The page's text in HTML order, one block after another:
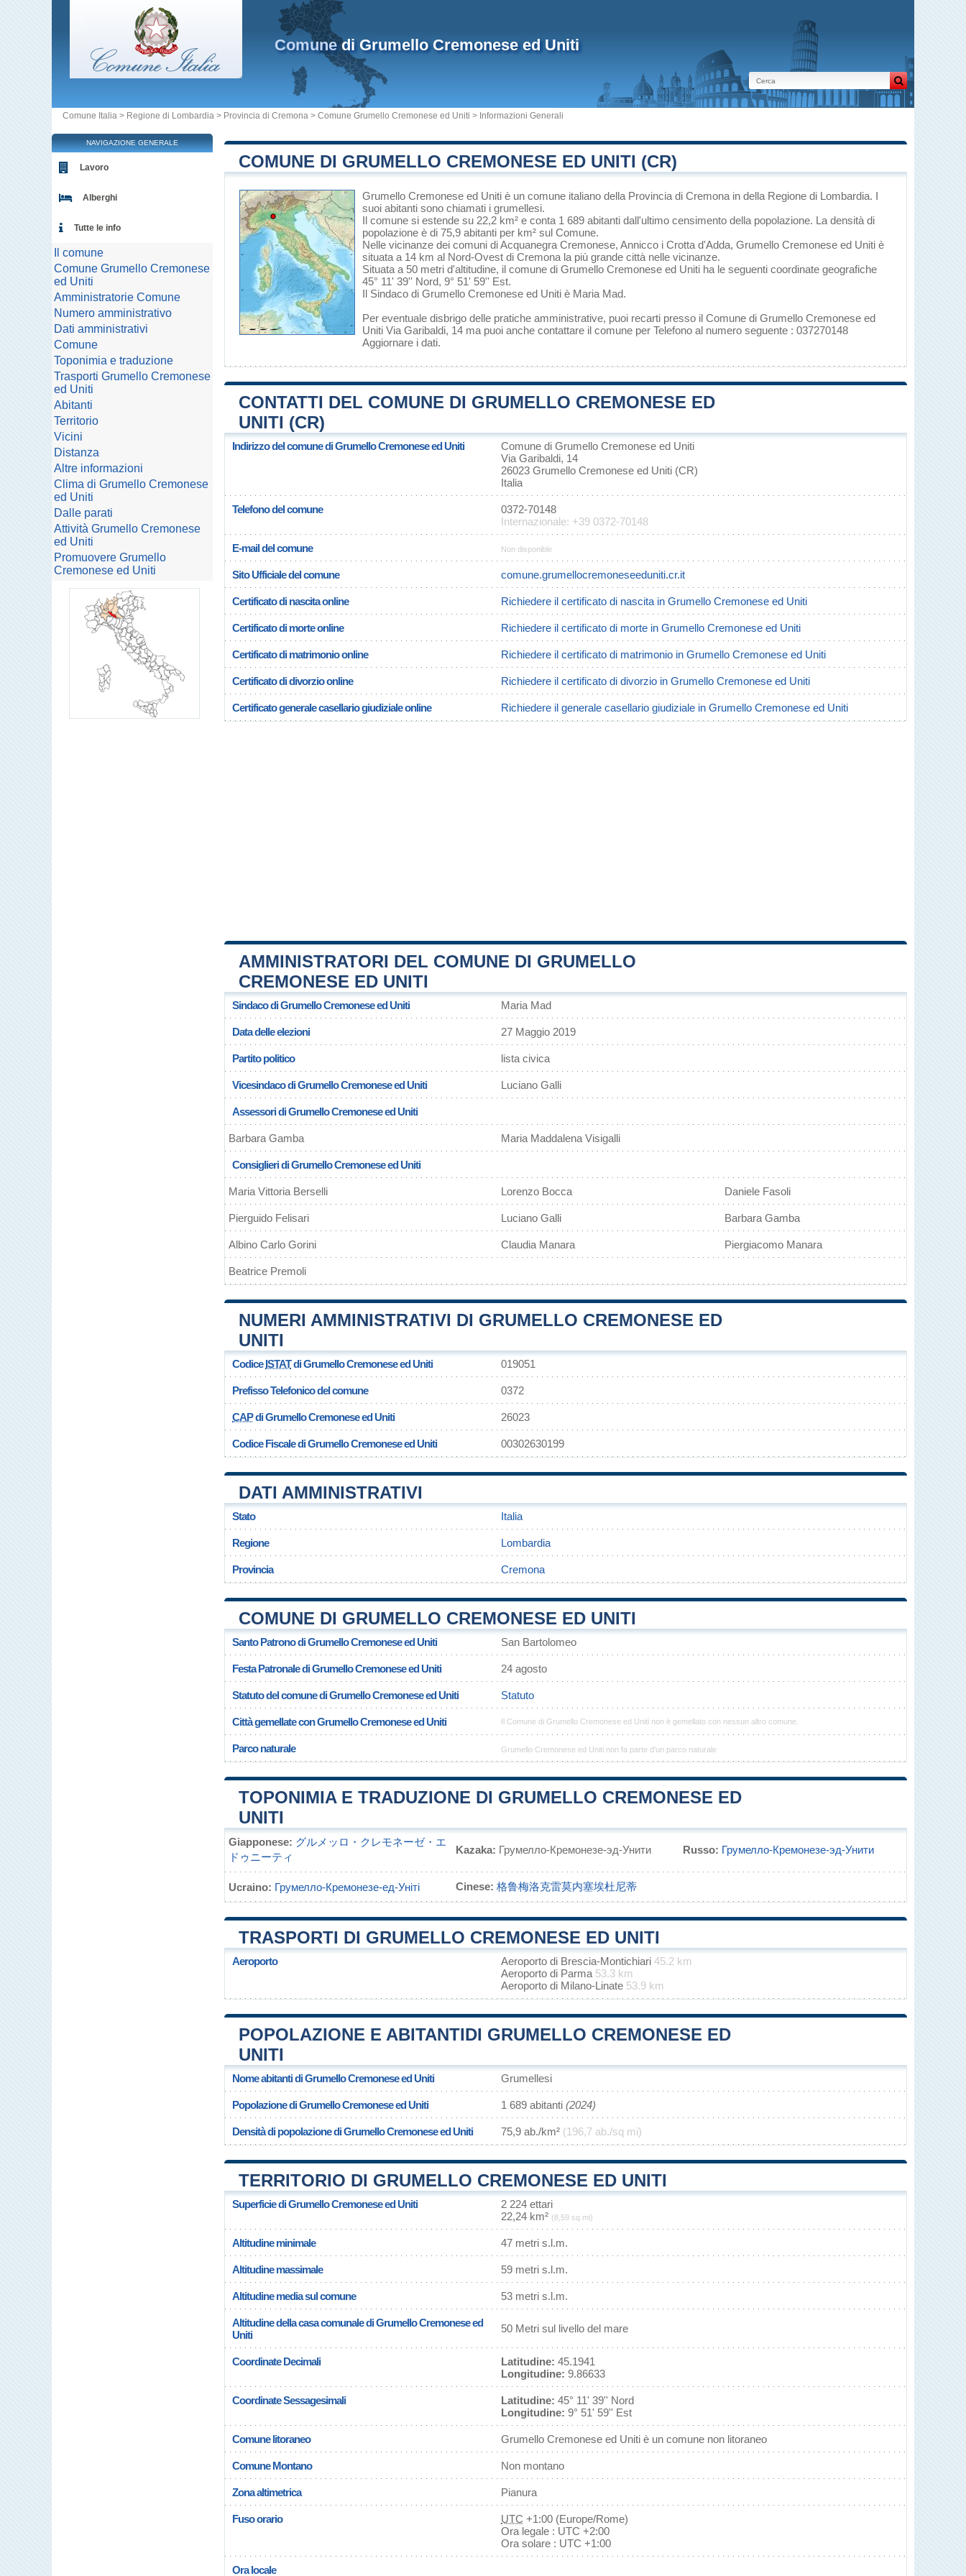
Comunedi Grumello Cremonese ed Uniti
Comune Italia > Regione di Lombardia > Provincia di Cremona > Comune Grumello Cremonese ed Uniti > Informazioni Generali
COMUNE DI GRUMELLO CREMONESE ED UNITI (CR)
Grumello Cremonese ed Uniti è un comune italiano della Provincia di Cremona in della Regione di Lombardia. I
suoi abitanti sono chiamati i grumellesi.
Il comune si estende su 22,2 km² e conta 1 689 abitanti dall'ultimo censimento della popolazione. La densità di
popolazione è di 75,9 abitanti per km² sul Comune.
Nelle vicinanze dei comuni diAcquanegra Cremonese, Annicco i Crotta d'Adda, Grumello Cremonese ed Uniti è
situata a 14 km al Nord-Ovest di Cremona la più grande città nelle vicinanze.
Situata a 50 metri d'altitudine, il comune di Grumello Cremonese ed Uniti ha le seguenti coordinate geografiche
45° 11' 39'' Nord, 9° 51' 59'' Est.
Il Sindaco di Grumello Cremonese ed Uniti è Maria Mad.
Per eventuale disbrigo delle pratiche amministrative, puoi recarti presso il Comune di Grumello Cremonese ed
Uniti Via Garibaldi, 14 ma puoi anche contattare il comune per Telefono al numero seguente : 037270148
Aggiornare i dati.
CONTATTI DEL COMUNE DI GRUMELLO CREMONESE ED
UNITI (CR)
Indirizzo del comune di Grumello Cremonese ed Uniti
Comune di Grumello Cremonese ed Uniti
Via Garibaldi, 14
26023 Grumello Cremonese ed Uniti (CR)
Italia
Telefono del comune
0372-70148
Internazionale: +39 0372-70148
E-mail del comune Non disponible
Sito Ufficiale del comune comune.grumellocremoneseeduniti.cr.it
Certificato di nascita online Richiedere il certificato di nascita in Grumello Cremonese ed Uniti
Certificato di morte online Richiedere il certificato di morte in Grumello Cremonese ed Uniti
Certificato di matrimonio online Richiedere il certificato di matrimonio in Grumello Cremonese ed Uniti
Certificato di divorzio online Richiedere il certificato di divorzio in Grumello Cremonese ed Uniti
Certificato generale casellario giudiziale online Richiedere il generale casellario giudiziale in Grumello Cremonese ed Uniti
AMMINISTRATORI DEL COMUNE DI GRUMELLO
CREMONESE ED UNITI
Sindaco di Grumello Cremonese ed Uniti Maria Mad
Data delle elezioni 27 Maggio 2019
Partito politico lista civica
Vicesindaco di Grumello Cremonese ed Uniti Luciano Galli
Assessori di Grumello Cremonese ed Uniti
Barbara Gamba Maria Maddalena Visigalli
Consiglieri di Grumello Cremonese ed Uniti
Maria Vittoria Berselli Lorenzo Bocca Daniele Fasoli
Pierguido Felisari Luciano Galli Barbara Gamba
Albino Carlo Gorini Claudia Manara Piergiacomo Manara
Beatrice Premoli
NUMERI AMMINISTRATIVI DI GRUMELLO CREMONESE ED
UNITI
CodiceISTATdi Grumello Cremonese ed Uniti 019051
Prefisso Telefonico del comune 0372
CAPdi Grumello Cremonese ed Uniti 26023
Codice Fiscale di Grumello Cremonese ed Uniti 00302630199
DATI AMMINISTRATIVI
Stato Italia
Regione Lombardia
Provincia Cremona
COMUNE DI GRUMELLO CREMONESE ED UNITI
Santo Patrono di Grumello Cremonese ed Uniti San Bartolomeo
Festa Patronale di Grumello Cremonese ed Uniti 24 agosto
Statuto del comune di Grumello Cremonese ed Uniti Statuto
Città gemellate con Grumello Cremonese ed Uniti Il Comune di Grumello Cremonese ed Uniti non è gemellato con nessun altro comune.
Parco naturale Grumello Cremonese ed Uniti non fa parte d'un parco naturale
TOPONIMIA E TRADUZIONE DI GRUMELLO CREMONESE ED
UNITI
Giapponese: グルメッロ・クレモネーゼ・エ
ドゥニーティ
Kazaka: Грумелло-Кремонезе-эд-Унити Russo: Грумелло-Кремонезе-эд-Унити
Ucraino: Грумелло-Кремонезе-ед-Уніті Cinese: 格鲁梅洛克雷莫内塞埃杜尼蒂
TRASPORTI DI GRUMELLO CREMONESE ED UNITI
Aeroporto Aeroporto di Brescia-Montichiari 45.2 km
Aeroporto di Parma 53.3 km
Aeroporto di Milano-Linate 53.9 km
POPOLAZIONE E ABITANTIDI GRUMELLO CREMONESE ED
UNITI
Nome abitanti di Grumello Cremonese ed Uniti Grumellesi
Popolazione di Grumello Cremonese ed Uniti 1 689 abitanti (2024)
Densità di popolazione di Grumello Cremonese ed Uniti 75,9 ab./km² (196,7 ab./sq mi)
TERRITORIO DI GRUMELLO CREMONESE ED UNITI
Superficie di Grumello Cremonese ed Uniti
2 224 ettari
22,24 km² (8,59 sq mi)
Altitudine minimale 47 metri s.l.m.
Altitudine massimale 59 metri s.l.m.
Altitudine media sul comune 53 metri s.l.m.
Altitudine della casa comunale di Grumello Cremonese ed
Uniti
50 Metri sul livello del mare
Coordinate Decimali Latitudine: 45.1941
Longitudine: 9.86633
Coordinate Sessagesimali Latitudine: 45° 11' 39'' Nord
Longitudine: 9° 51' 59'' Est
Comune litoraneo Grumello Cremonese ed Uniti è un comune non litoraneo
Comune Montano Non montano
Zona altimetrica Pianura
Fuso orario UTC +1:00 (Europe/Rome)
Ora legale : UTC +2:00
Ora solare : UTC +1:00
Ora locale
NAVIGAZIONE GENERALE
Lavoro
Alberghi
Tutte le info
Il comune
Comune Grumello Cremonese
ed Uniti
Amministratorie Comune
Numero amministrativo
Dati amministrativi
Comune
Toponimia e traduzione
Trasporti Grumello Cremonese
ed Uniti
Abitanti
Territorio
Vicini
Distanza
Altre informazioni
Clima di Grumello Cremonese
ed Uniti
Dalle parati
Attività Grumello Cremonese
ed Uniti
Promuovere Grumello
Cremonese ed Uniti